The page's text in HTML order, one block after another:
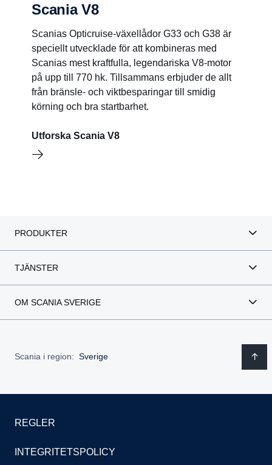
Scania V8
Scanias Opticruise-växellådor G33 och G38 är
speciellt utvecklade för att kombineras med
Scanias mest kraftfulla, legendariska V8-motor
på upp till 770 hk. Tillsammans erbjuder de allt
från bränsle- och viktbesparingar till smidig
körning och bra startbarhet.
Utforska Scania V8
PRODUKTER
TJÄNSTER
OM SCANIA SVERIGE
Scania i region: Sverige
REGLER
INTEGRITETSPOLICY